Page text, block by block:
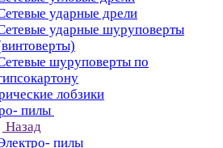
ударные дрели
ударные шуруповерты
шуруповерты по
лобзики
пилы
Назад
пилы